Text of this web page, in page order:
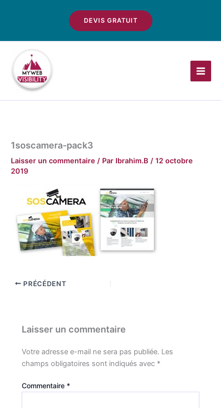
DEVIS GRATUIT
1soscamera-pack3
Laisser un commentaire / Par Ibrahim.B/12 octobre
2019
PRÉCÉDENT
Laisser un commentaire
Votre adresse e-mail ne sera pas publiée. Les
champs obligatoires sont indiqués avec *
Commentaire *